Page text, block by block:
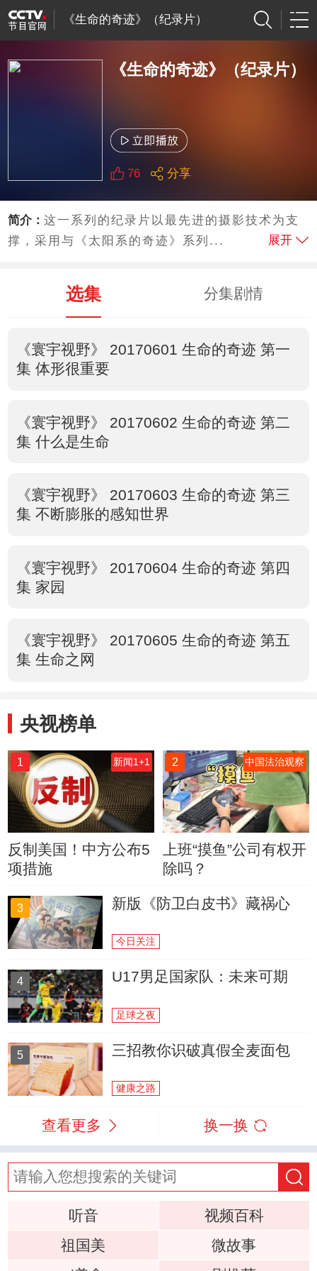
《生命的奇迹》（纪录片）
《生命的奇迹》（纪录片）
76 分享
简介：这一系列的纪录片以最先进的摄影技术为支
撑，采用与《太阳系的奇迹》系列...
展开
选集 分集剧情
《寰宇视野》 20170601 生命的奇迹 第一
集 体形很重要
《寰宇视野》 20170602 生命的奇迹 第二
集 什么是生命
《寰宇视野》 20170603 生命的奇迹 第三
集 不断膨胀的感知世界
《寰宇视野》 20170604 生命的奇迹 第四
集 家园
《寰宇视野》 20170605 生命的奇迹 第五
集 生命之网
央视榜单
1 新闻1+1
反制美国！中方公布5
项措施
2 中国法治观察
上班“摸鱼”公司有权开
除吗？
3 新版《防卫白皮书》藏祸心
今日关注
4 U17男足国家队：未来可期
足球之夜
5 三招教你识破真假全麦面包
健康之路
查看更多 换一换
听音
视频百科
祖国美
微故事